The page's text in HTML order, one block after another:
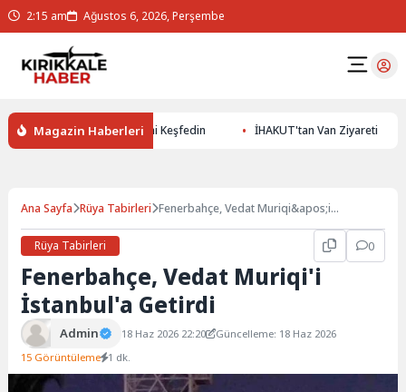
2:15 am Ağustos 6, 2026, Perşembe
Magazin Haberleri
ile Yer Altının Gizemlerini Keşfedin İHAKUT'tan Van Ziyareti
Ana Sayfa Rüya Tabirleri Fenerbahçe, Vedat Muriqi&apos;i
Rüya Tabirleri
0
Fenerbahçe, Vedat Muriqi'i
İstanbul'a Getirdi
Admin 18 Haz 2026 22:20
Güncelleme: 18 Haz 2026
15 Görüntüleme 1 dk.